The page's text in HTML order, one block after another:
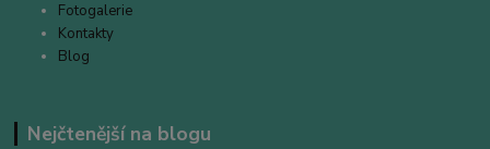
Fotogalerie
Kontakty
Blog
Nejčtenější na blogu